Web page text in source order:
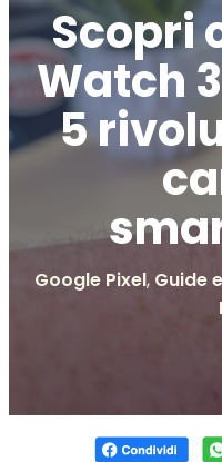
Scopri
Watch
5
Google Pixel, Guide